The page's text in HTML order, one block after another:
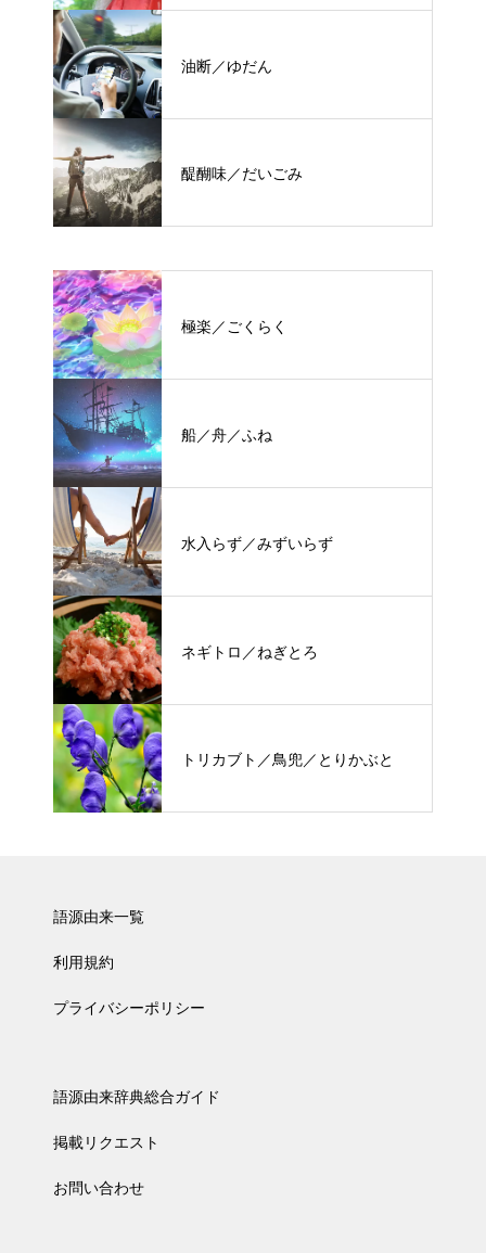
油断／ゆだん
醍醐味／だいごみ
極楽／ごくらく
船／舟／ふね
水入らず／みずいらず
ネギトロ／ねぎとろ
トリカブト／鳥兜／とりかぶと
語源由来一覧
利用規約
プライバシーポリシー
語源由来辞典総合ガイド
掲載リクエスト
お問い合わせ